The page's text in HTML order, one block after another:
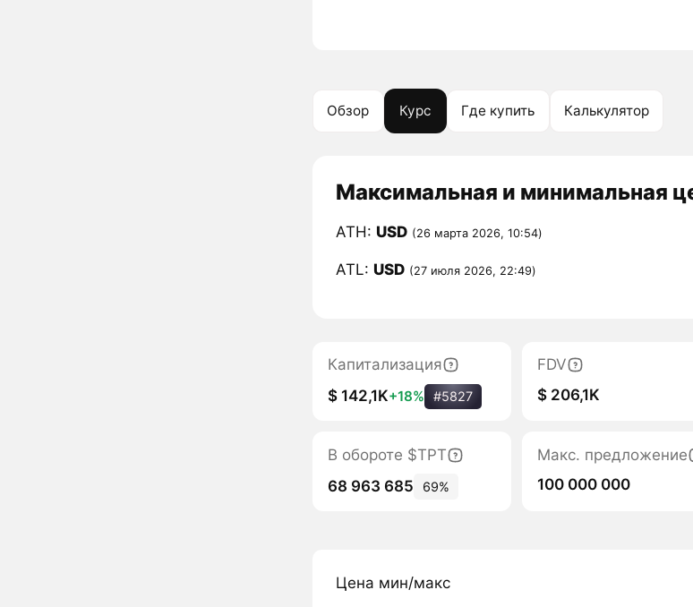
Обзор Курс Где купить Калькулятор
Максимальная и минимальная
ATH: USD (26 марта 2026, 10:54)
ATL: USD (27 июля 2026, 22:49)
Капитализация
$ 142,1K+18% #5827
FDV
$ 206,1K
В обороте $TPT
68 963 685
69%
Макс. предложение
100 000 000
Цена мин/макс